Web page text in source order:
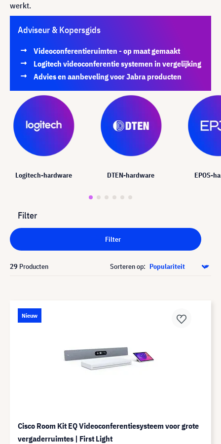
werkt.
Adviseur & Kopersgids
Videoconferentieruimten - op maat gemaakt
Logitech videoconferentie systemen in vergelijking
Advies en aanbeveling voor Jabra producten
Logitech-hardware DTEN-hardware EPOS-
Filter
Filter
29 Producten Sorteren op:
Nieuw
Cisco Room Kit EQ Videoconferentiesysteem voor grote
vergaderruimtes | First Light